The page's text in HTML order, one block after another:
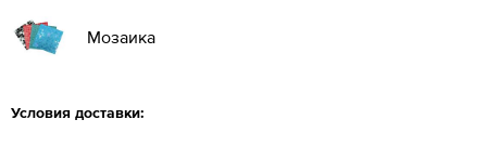
Мозаика
Условия доставки: